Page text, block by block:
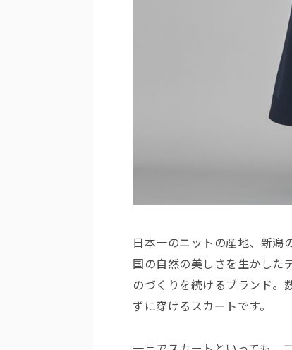
日本一のニットの産地、新潟
国の自然の美しさを生かした
のづくりを続けるブランド。
ずに穿けるスカートです。